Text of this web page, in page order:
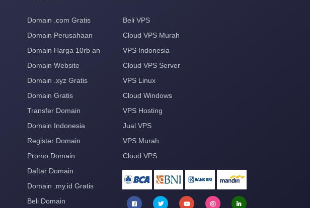
Domain .com Gratis
Domain Perusahaan
Domain Harga 10rb an
Domain Website
Domain .xyz Gratis
Domain Gratis
Transfer Domain
Domain Indonesia
Register Domain
Promo Domain
Daftar Domain
Domain .my.id Gratis
Beli Domain
Beli VPS
Cloud VPS Murah
VPS Indonesia
Cloud VPS Server
VPS Linux
Cloud Windows
VPS Hosting
Jual VPS
VPS Murah
Cloud VPS